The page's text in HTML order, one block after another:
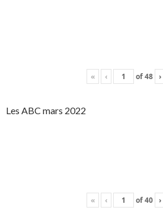
« ‹ of48 ›
Les ABC mars 2022
« ‹ of40 ›